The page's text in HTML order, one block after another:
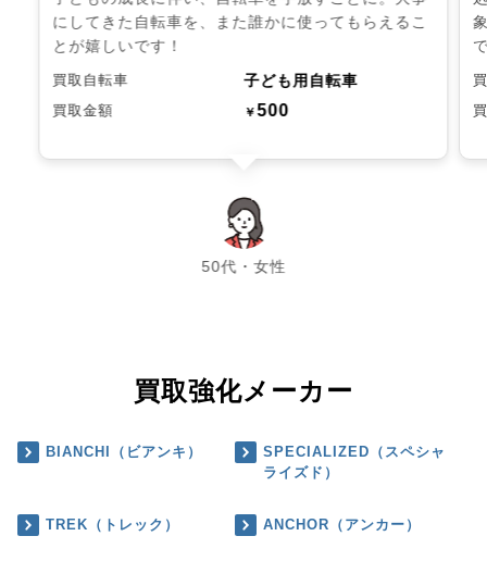
にしてきた自転車を、また誰かに使ってもらえるこ
とが嬉しいです！
買取自転車 子ども用自転車
買取金額 ￥500
50代・女性
chevron_left chevron_right
買取強化メーカー
BIANCHI（ビアンキ）
SPECIALIZED（スペシャ
ライズド）
TREK（トレック） ANCHOR（アンカー）